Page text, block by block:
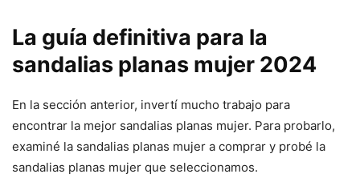
La guía definitiva para la
sandalias planas mujer 2024
En la sección anterior, invertí mucho trabajo para
encontrar la mejor sandalias planas mujer. Para probarlo,
examiné la sandalias planas mujer a comprar y probé la
sandalias planas mujer que seleccionamos.